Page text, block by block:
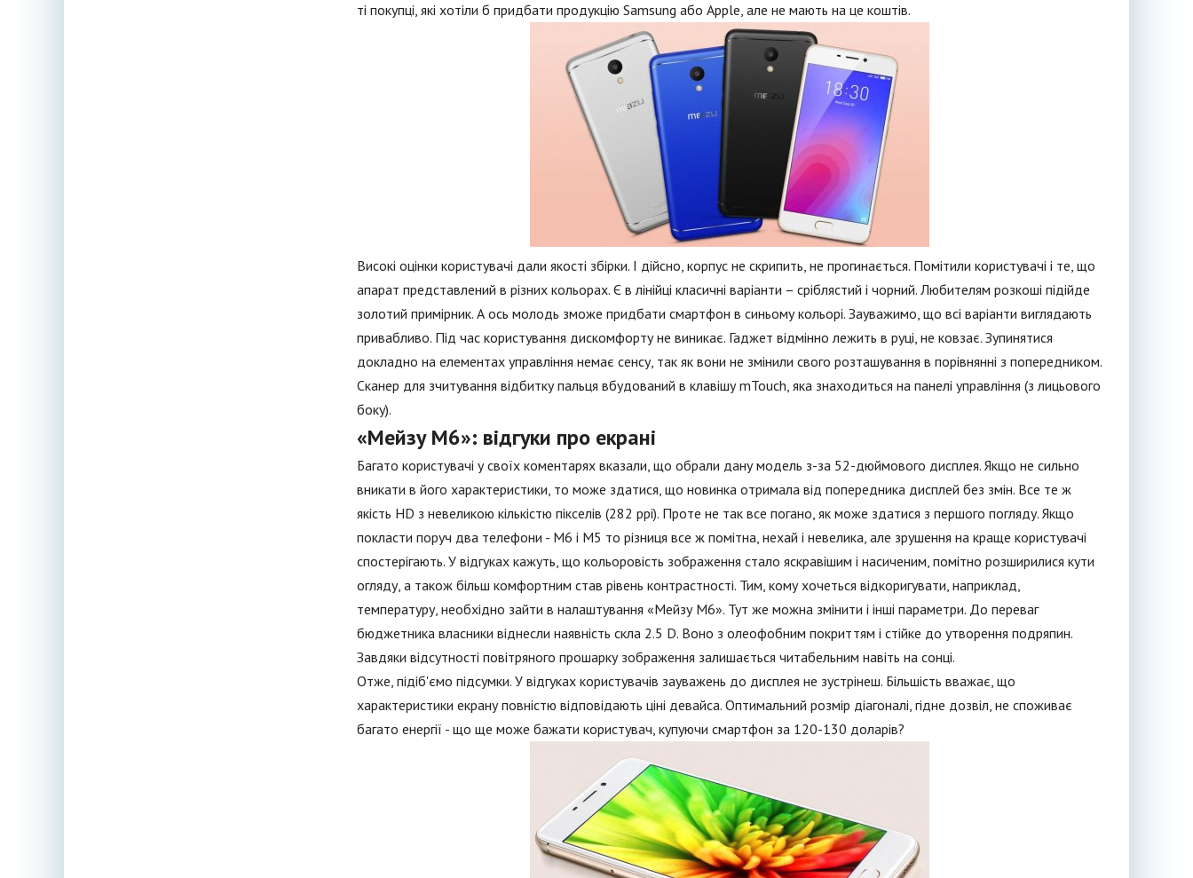
ті покупці, які хотіли б придбати продукцію Samsung або Apple, але не мають на це коштів.
Високі оцінки користувачі дали якості збірки. І дійсно, корпус не скрипить, не прогинається. Помітили користувачі і те, що
апарат представлений в різних кольорах. Є в лінійці класичні варіанти – сріблястий і чорний. Любителям розкоші підійде
золотий примірник. А ось молодь зможе придбати смартфон в синьому кольорі. Зауважимо, що всі варіанти виглядають
привабливо. Під час користування дискомфорту не виникає. Гаджет відмінно лежить в руці, не ковзає. Зупинятися
докладно на елементах управління немає сенсу, так як вони не змінили свого розташування в порівнянні з попередником.
Сканер для зчитування відбитку пальця вбудований в клавішу mTouch, яка знаходиться на панелі управління (з лицьового
боку).
«Мейзу М6»: відгуки про екрані
Багато користувачі у своїх коментарях вказали, що обрали дану модель з-за 52-дюймового дисплея. Якщо не сильно
вникати в його характеристики, то може здатися, що новинка отримала від попередника дисплей без змін. Все те ж
якість HD з невеликою кількістю пікселів (282 ppi). Проте не так все погано, як може здатися з першого погляду. Якщо
покласти поруч два телефони - М6 і М5 то різниця все ж помітна, нехай і невелика, але зрушення на краще користувачі
спостерігають. У відгуках кажуть, що кольоровість зображення стало яскравішим і насиченим, помітно розширилися кути
огляду, а також більш комфортним став рівень контрастності. Тим, кому хочеться відкоригувати, наприклад,
температуру, необхідно зайти в налаштування «Мейзу М6». Тут же можна змінити і інші параметри. До переваг
бюджетника власники віднесли наявність скла 2.5 D. Воно з олеофобним покриттям і стійке до утворення подряпин.
Завдяки відсутності повітряного прошарку зображення залишається читабельним навіть на сонці.
Отже, підіб'ємо підсумки. У відгуках користувачів зауважень до дисплея не зустрінеш. Більшість вважає, що
характеристики екрану повністю відповідають ціні девайса. Оптимальний розмір діагоналі, гідне дозвіл, не споживає
багато енергії - що ще може бажати користувач, купуючи смартфон за 120-130 доларів?